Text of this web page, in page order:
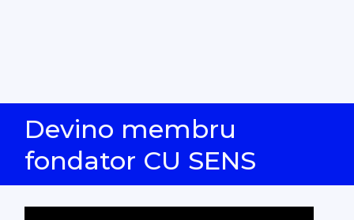
Devino membru
fondator CU SENS